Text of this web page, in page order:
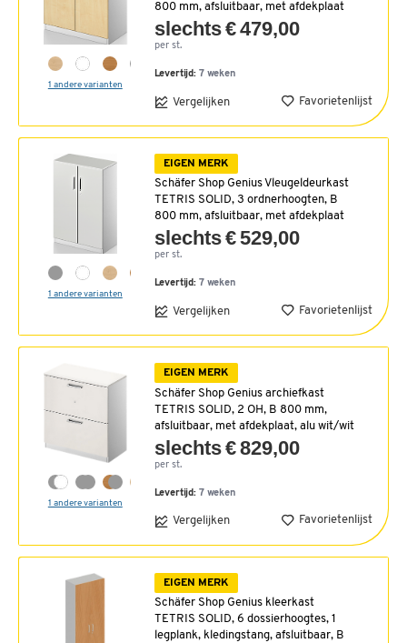
1 andere varianten
800 mm, afsluitbaar, met afdekplaat
slechts € 479,00
per st.
Levertijd: 7 weken
Vergelijken Favorietenlijst
1 andere varianten
EIGEN MERK
Schäfer Shop Genius Vleugeldeurkast
TETRIS SOLID, 3 ordnerhoogten, B
800 mm, afsluitbaar, met afdekplaat
slechts € 529,00
per st.
Levertijd: 7 weken
Vergelijken Favorietenlijst
1 andere varianten
EIGEN MERK
Schäfer Shop Genius archiefkast
TETRIS SOLID, 2 OH, B 800 mm,
afsluitbaar, met afdekplaat, alu wit/wit
slechts € 829,00
per st.
Levertijd: 7 weken
Vergelijken Favorietenlijst
EIGEN MERK
Schäfer Shop Genius kleerkast
TETRIS SOLID, 6 dossierhoogtes, 1
legplank, kledingstang, afsluitbaar, B